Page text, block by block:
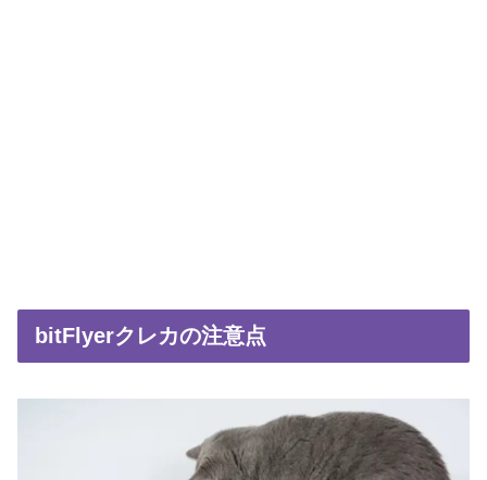
bitFlyerクレカの注意点